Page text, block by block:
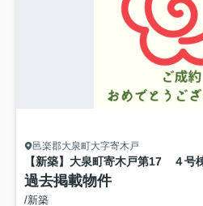
邑楽郡大泉町大字寄木戸
過去掲載物件
/新築